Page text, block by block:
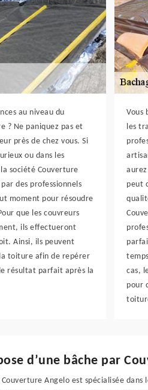
au niveau du
? Ne paniquez pas et
près de chez vous. Si
ou dans les
société Couverture
des professionnels
moment pour résoudre
que les couvreurs
ils effectueront
Ainsi, ils peuvent
toiture afin de repérer
résultat parfait après la
Vous
les
peut
cas,
pour
d’une bâche par
Angelo est spécialisée